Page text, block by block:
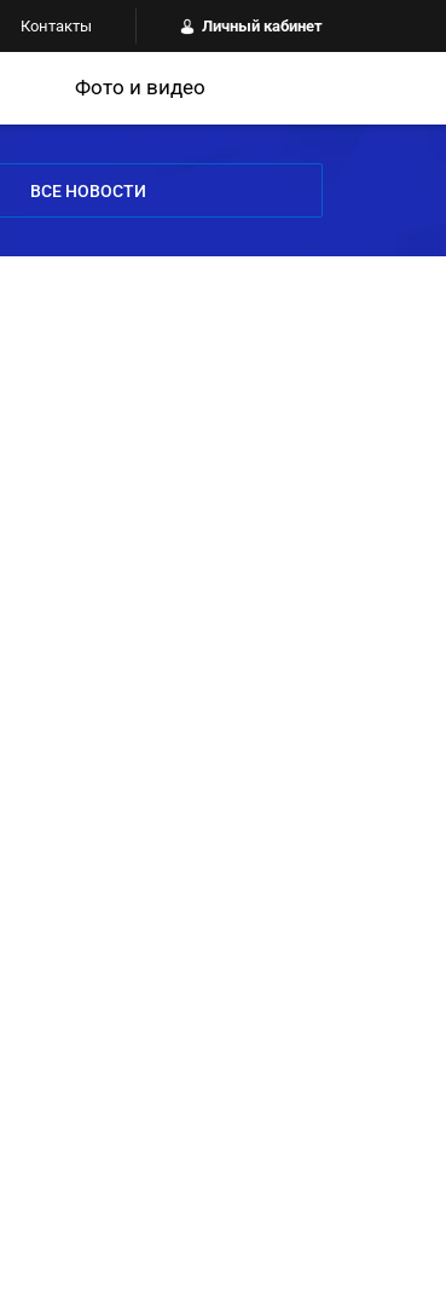
Контакты Личный кабинет
Фото и видео
ВСЕ НОВОСТИ